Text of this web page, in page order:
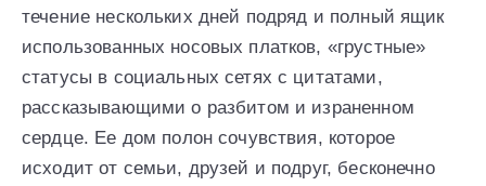
течение нескольких дней подряд и полный ящик
использованных носовых платков, «грустные»
статусы в социальных сетях с цитатами,
рассказывающими о разбитом и израненном
сердце. Ее дом полон сочувствия, которое
исходит от семьи, друзей и подруг, бесконечно